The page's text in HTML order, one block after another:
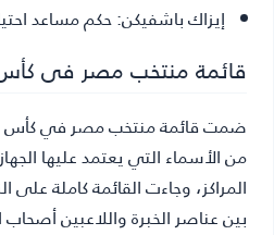
إيزاك باشفيكن:حكم مساعد
قائمة منتخب مصر فى كأس
من الأسماء التي يعتمد عليها
المراكز، وجاءت القائمة كاملة على
بين عناصر الخبرة واللاعبين